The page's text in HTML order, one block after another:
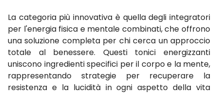
La categoria più innovativa è quella degli integratori
per l'energia fisica e mentale combinati, che offrono
una soluzione completa per chi cerca un approccio
totale al benessere. Questi tonici energizzanti
uniscono ingredienti specifici per il corpo e la mente,
rappresentando strategie per recuperare la
resistenza e la lucidità in ogni aspetto della vita